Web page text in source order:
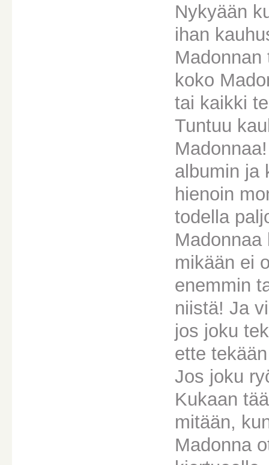
Nykyään
ihan
koko
tai kaikki
Tuntuu
albumin ja
hienoin
todella
mikään ei
enemmin
niistä! Ja
jos joku
ette
Jos joku
Kukaan
mitään,
Madonna